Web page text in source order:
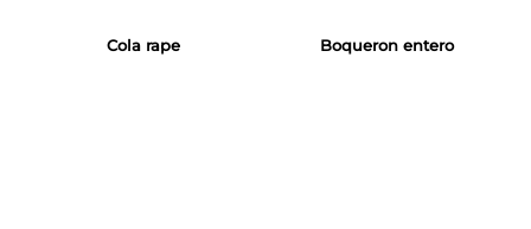
Cola rape Boqueron entero